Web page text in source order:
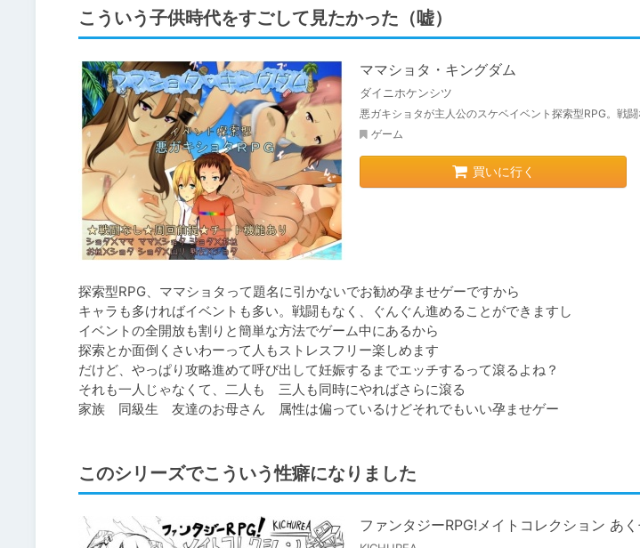
こういう子供時代をすごして見たかった（嘘）
ママショタ・キングダム
ダイニホケンシツ
悪ガキショタが主人公のスケベイベント探索型RPG。戦闘
ゲーム
買いに行く
探索型RPG、ママショタって題名に引かないでお勧め孕ませゲーですから
キャラも多ければイベントも多い。戦闘もなく、ぐんぐん進めることができますし
イベントの全開放も割りと簡単な方法でゲーム中にあるから
探索とか面倒くさいわーって人もストレスフリー楽しめます
だけど、やっぱり攻略進めて呼び出して妊娠するまでエッチするって滾るよね？
それも一人じゃなくて、二人も　三人も同時にやればさらに滾る
このシリーズでこういう性癖になりました
ファンタジーRPG!メイトコレクション あ